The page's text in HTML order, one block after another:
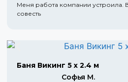
Меня работа компании устроила.
совесть
Баня Викинг 5 х 2.4 м
Софья М.